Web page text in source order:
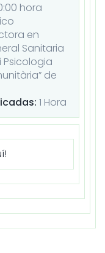
hora
en
Sanitaria
Psicologia
de
1 Hora